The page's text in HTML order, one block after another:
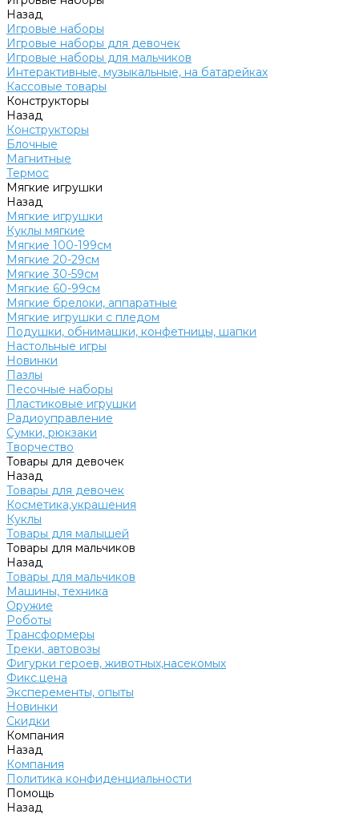
Назад
Игровые наборы
Игровые наборы для девочек
Игровые наборы для мальчиков
Интерактивные, музыкальные, на батарейках
Кассовые товары
Конструкторы
Назад
Конструкторы
Блочные
Магнитные
Термос
Мягкие игрушки
Назад
Мягкие игрушки
Куклы мягкие
Мягкие 100-199см
Мягкие 20-29см
Мягкие 30-59см
Мягкие 60-99см
Мягкие брелоки, аппаратные
Мягкие игрушки с пледом
Подушки, обнимашки, конфетницы, шапки
Настольные игры
Новинки
Пазлы
Песочные наборы
Пластиковые игрушки
Радиоуправление
Сумки, рюкзаки
Творчество
Товары для девочек
Назад
Товары для девочек
Косметика,украшения
Куклы
Товары для малышей
Товары для мальчиков
Назад
Товары для мальчиков
Машины, техника
Оружие
Роботы
Трансформеры
Треки, автовозы
Фигурки героев, животных,насекомых
Фикс.цена
Эксперементы, опыты
Новинки
Скидки
Компания
Назад
Компания
Политика конфиденциальности
Помощь
Назад